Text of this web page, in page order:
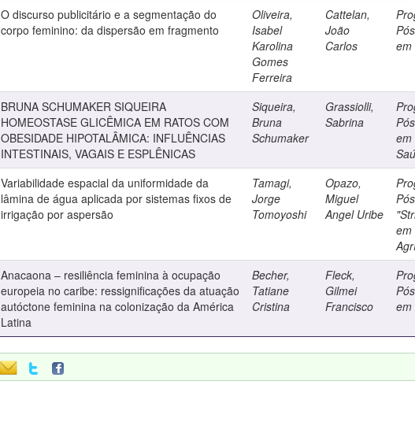
O discurso publicitário e a segmentação do
corpo feminino: da dispersão em fragmento
Oliveira,
Isabel
Karolina
Gomes
Ferreira
Cattelan,
João
Carlos
em
BRUNA SCHUMAKER SIQUEIRA
HOMEOSTASE GLICÊMICA EM RATOS COM
OBESIDADE HIPOTALÂMICA: INFLUÊNCIAS
INTESTINAIS, VAGAIS E ESPLÊNICAS
Siqueira,
Bruna
Schumaker
Grassiolli,
Sabrina
em
Variabilidade espacial da uniformidade da
lâmina de água aplicada por sistemas fixos de
irrigação por aspersão
Tamagi,
Jorge
Tomoyoshi
Opazo,
Miguel
Angel Uribe
em
Anacaona – resiliência feminina à ocupação
europeia no caribe: ressignificações da atuação
autóctone feminina na colonização da América
Latina
Becher,
Tatiane
Cristina
Fleck,
Gilmei
Francisco
em